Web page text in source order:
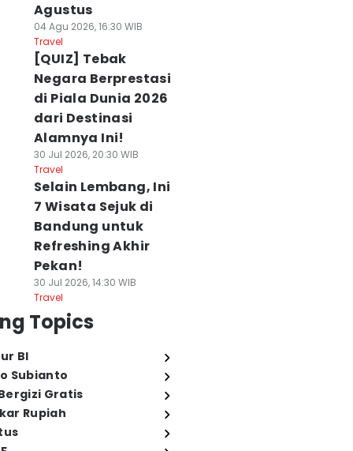
Agustus
04 Agu 2026, 16:30 WIB
Travel
[QUIZ] Tebak
Negara Berprestasi
di Piala Dunia 2026
dari Destinasi
Alamnya Ini!
30 Jul 2026, 20:30 WIB
Travel
Selain Lembang, Ini
7 Wisata Sejuk di
Bandung untuk
Refreshing Akhir
Pekan!
30 Jul 2026, 14:30 WIB
Travel
Topics
BI
Subianto
Gratis
Rupiah